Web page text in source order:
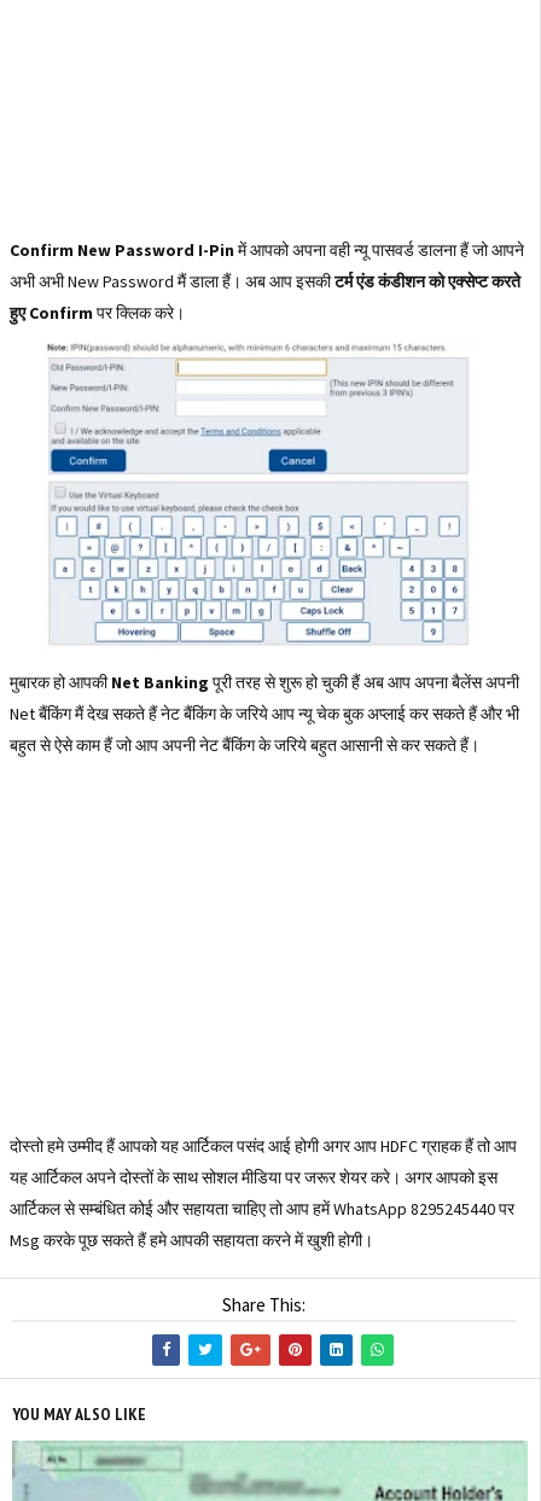
Confirm New Password I-Pin में आपको अपना वही न्यू पासवर्ड डालना हैं जो आपने
अभी अभी New Password मैं डाला हैं। अब आप इसकीटर्म एंड कंडीशन को एक्सेप्ट करते
हुए Confirm पर क्लिक करे।
मुबारक हो आपकीNet Banking पूरी तरह से शुरू हो चुकी हैं अब आप अपना बैलेंस अपनी
Net बैंकिंग मैं देख सकते हैं नेट बैंकिंग के जरिये आप न्यू चेक बुक अप्लाई कर सकते हैं और भी
बहुत से ऐसे काम हैं जो आप अपनी नेट बैंकिंग के जरिये बहुत आसानी से कर सकते हैं।
दोस्तो हमे उम्मीद हैं आपको यह आर्टिकल पसंद आई होगी अगर आप HDFC ग्राहक हैं तो आप
यह आर्टिकल अपने दोस्तों के साथ सोशल मीडिया पर जरूर शेयर करे। अगर आपको इस
आर्टिकल से सम्बंधित कोई और सहायता चाहिए तो आप हमें WhatsApp 8295245440 पर
Msg करके पूछ सकते हैं हमे आपकी सहायता करने में खुशी होगी।
Share This:
YOU MAY ALSO LIKE